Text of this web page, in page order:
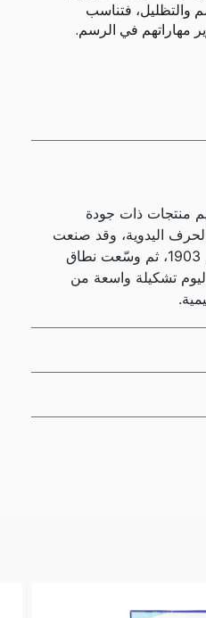
والتظليل، فتناسب
مهاراتهم في الرسم.
منتجات ذات جودة
اليدوية، وقد صنعت
أوّل علبة أقلام تلوين عام 1903، ثم وسّعت نطاق
تشكيلة واسعة من